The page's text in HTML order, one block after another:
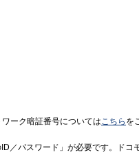
ーク暗証番号についてはこちら を
／パスワード」が必要です。ドコ